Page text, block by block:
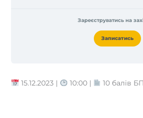
Зареєструватись на
Записатись
15.12.2023 | 10:00 | 10 балів